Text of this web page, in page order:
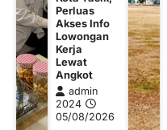
Perluas
Akses Info
Lowongan
Kerja
Lewat
Angkot
admin
2024
05/08/2026